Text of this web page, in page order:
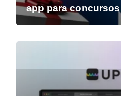
app para